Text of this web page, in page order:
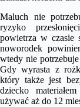
Maluch nie
ryzyko
powietrza w czasie
noworodek
wtedy nie
Gdy wyrasta z
który także jest
dziecko
używać aż do 12